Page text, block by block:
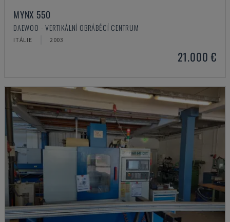
MYNX 550
DAEWOO - VERTIKÁLNÍ OBRÁBĚCÍ CENTRUM
ITÁLIE 2003
21.000 €